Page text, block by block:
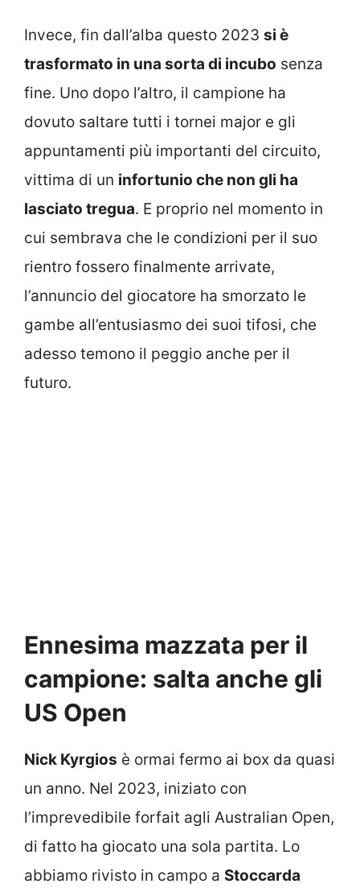
Invece, fin dall’alba questo 2023 si è
trasformato in una sorta di incubo senza
fine. Uno dopo l’altro, il campione ha
dovuto saltare tutti i tornei major e gli
appuntamenti più importanti del circuito,
vittima di un infortunio che non gli ha
lasciato tregua. E proprio nel momento in
cui sembrava che le condizioni per il suo
rientro fossero finalmente arrivate,
l’annuncio del giocatore ha smorzato le
gambe all’entusiasmo dei suoi tifosi, che
adesso temono il peggio anche per il
futuro.
Ennesima mazzata per il
campione: salta anche gli
US Open
Nick Kyrgios è ormai fermo ai box da quasi
un anno. Nel 2023, iniziato con
l’imprevedibile forfait agli Australian Open,
di fatto ha giocato una sola partita. Lo
abbiamo rivisto in campo a Stoccarda